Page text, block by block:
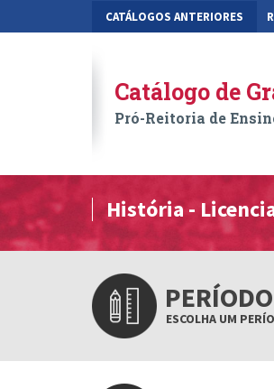
CATÁLOGOS ANTERIORES
Catálogo de
Pró-Reitoria de
História -
PERÍODO
ESCOLHA UM